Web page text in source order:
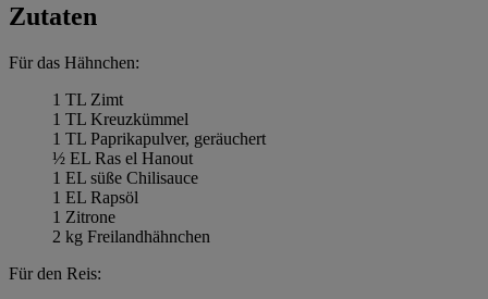
Zutaten
Für das Hähnchen:
1 TL Zimt
1 TL Kreuzkümmel
1 TL Paprikapulver, geräuchert
½ EL Ras el Hanout
1 EL süße Chilisauce
1 EL Rapsöl
1 Zitrone
2 kg Freilandhähnchen
Für den Reis: